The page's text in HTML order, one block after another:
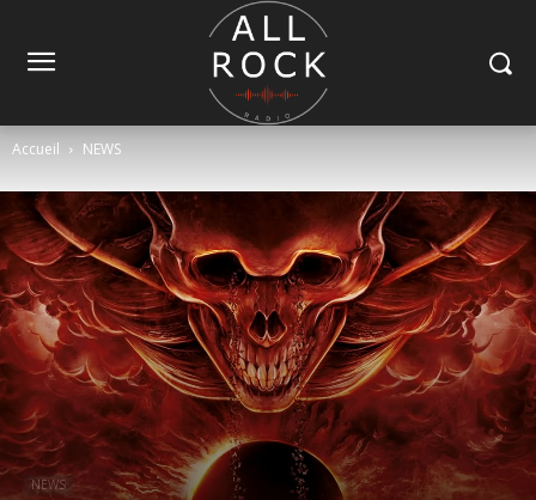
Accueil NEWS
NEWS